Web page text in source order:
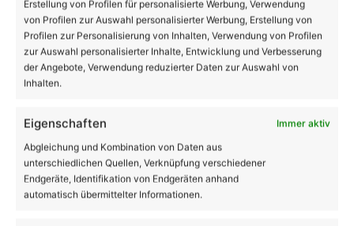
Erstellung von Profilen für personalisierte Werbung, Verwendung
von Profilen zur Auswahl personalisierter Werbung, Erstellung von
Profilen zur Personalisierung von Inhalten, Verwendung von Profilen
zur Auswahl personalisierter Inhalte, Entwicklung und Verbesserung
der Angebote, Verwendung reduzierter Daten zur Auswahl von
Inhalten.
Eigenschaften
Immer aktiv
Abgleichung und Kombination von Daten aus
unterschiedlichen Quellen, Verknüpfung verschiedener
Endgeräte, Identifikation von Endgeräten anhand
automatisch übermittelter Informationen.